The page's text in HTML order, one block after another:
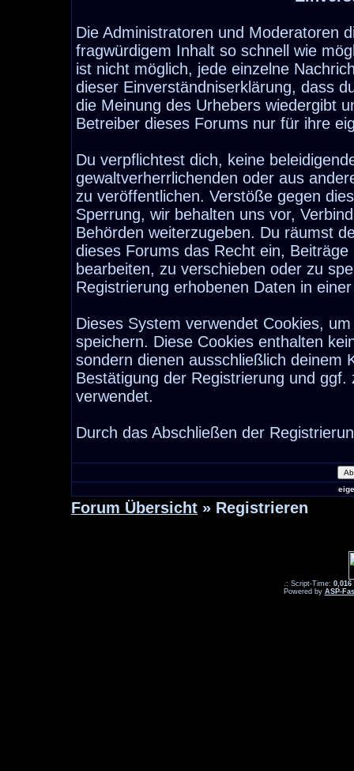
Die Administratoren und Moderatoren
fragwürdigem Inhalt so schnell wie
ist nicht möglich, jede einzelne
dieser Einverständniserklärung, dass
die Meinung des Urhebers wiedergibt
Betreiber dieses Forums nur für ihre
Du verpflichtest dich, keine
gewaltverherrlichenden oder aus
zu veröffentlichen. Verstöße gegen
Sperrung, wir behalten uns vor,
Behörden weiterzugeben. Du räumst
dieses Forums das Recht ein,
bearbeiten, zu verschieben oder zu
Registrierung erhobenen Daten in
Dieses System verwendet Cookies,
speichern. Diese Cookies enthalten
sondern dienen ausschließlich deinem
Bestätigung der Registrierung und
verwendet.
Durch das Abschließen der
Forum Übersicht » Registrieren
.: Script-Time: 0,016
Powered by ASP-